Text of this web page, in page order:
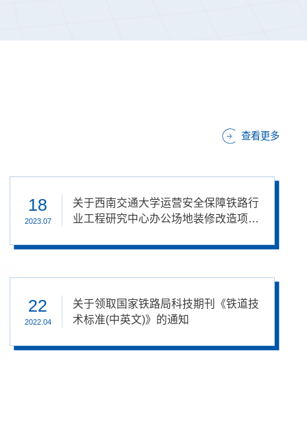
查看更多
15
2021.12
关于转发《四川省人力资源和社会保障
厅 四川省财政厅 关于组织实施博士后
18
2023.07
关于西南交通大学运营安全保障铁路行
业工程研究中心办公场地装修改造项目
22
2022.04
关于领取国家铁路局科技期刊《铁道技
术标准(中英文)》的通知
15
2021.12
关于转发《四川省人力资源和社会保障
厅 四川省财政厅 关于组织实施博士后
18
2023.07
关于西南交通大学运营安全保障铁路行
业工程研究中心办公场地装修改造项目
22
2022.04
关于领取国家铁路局科技期刊《铁道技
术标准(中英文)》的通知